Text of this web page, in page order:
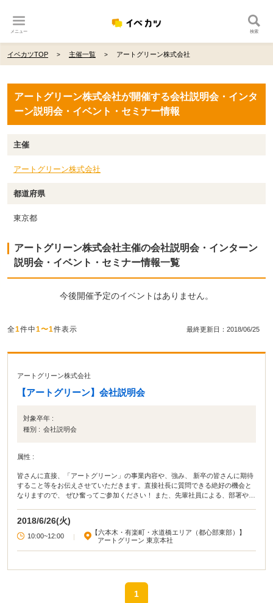
メニュー 検索
イベカツTOP 主催一覧 アートグリーン株式会社
アートグリーン株式会社が開催する会社説明会・インタ
ーン説明会・イベント・セミナー情報
主催
アートグリーン株式会社
都道府県
東京都
アートグリーン株式会社主催の会社説明会・インターン
説明会・イベント・セミナー情報一覧
今後開催予定のイベントはありません。
全1件中1〜1件表示 最終更新日：2018/06/25
アートグリーン株式会社
【アートグリーン】会社説明会
対象卒年 :
種別 : 会社説明会
属性 :
皆さんに直接、「アートグリーン」の事業内容や、強み、 新卒の皆さんに期待
すること等をお伝えさせていただきます。直接社長に質問できる絶好の機会と
なりますので、 ぜひ奮ってご参加ください！ また、先輩社員による、部署や仕
2018/6/26(火)
10:00~12:00 |
【六本木・有楽町・水道橋エリア（都心部東部）】
アートグリーン 東京本社
1